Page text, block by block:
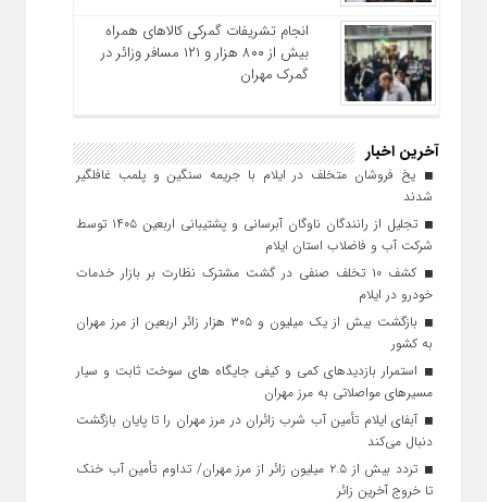
انجام تشریفات گمرکی کالاهای همراه
بیش از ۸۰۰ هزار و ۱۲۱ مسافر وزائر در
گمرک مهران
آخرین اخبار
یخ‌ فروشان متخلف در ایلام با جریمه سنگین و پلمب غافلگیر
شدند
تجلیل از رانندگان ناوگان آبرسانی و پشتیبانی اربعین ۱۴۰۵ توسط
شرکت آب و فاضلاب استان ایلام
کشف ۱۰ تخلف صنفی در گشت مشترک نظارت بر بازار خدمات
خودرو در ایلام
بازگشت بیش از یک میلیون و ۳۰۵ هزار زائر اربعین از مرز مهران
به کشور
استمرار بازدیدهای کمی و کیفی جایگاه‌ های سوخت ثابت و سیار
مسیرهای مواصلاتی به مرز مهران
آبفای ایلام تأمین آب شرب زائران در مرز مهران را تا پایان بازگشت
دنبال می‌کند
تردد بیش از ۲.۵ میلیون زائر از مرز مهران/ تداوم تأمین آب خنک
تا خروج آخرین زائر